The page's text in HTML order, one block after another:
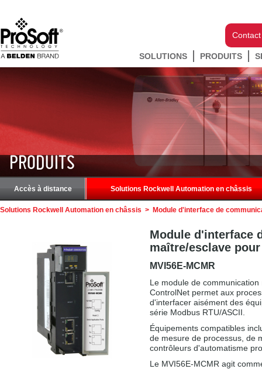
SOLUTIONS PRODUITS
PRODUITS
Accès à distance Solutions Rockwell Automation en châssis
Solutions Rockwell Automation en châssis > Module d'interface de
Module d'interface
maître/esclave
MVI56E-MCMR
Le module de
ControlNet permet aux
d'interfacer aisément des
série Modbus RTU/ASCII.
Équipements compatibles
de mesure de processus, de
contrôleurs d'automatisme
Le MVI56E-MCMR agit